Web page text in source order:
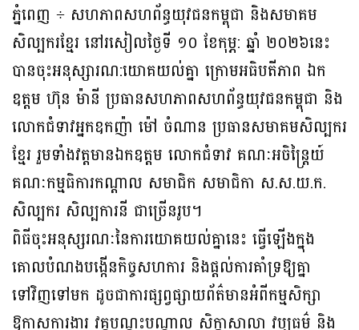
ភ្នំពេញ ÷ សហភាពសហព័ន្ធយុវជនកម្ពុជា និងសមាគម
សិល្បករខ្មែរ នៅរសៀលថ្ងៃទី ១០ ខែកុម្ភ: ឆ្នាំ ២០២៦នេះ
បានចុះអនុស្សារណ:យោគយល់គ្នា ក្រោមអធិបតីភាព ឯក
ឧត្តម ហ៊ុន ម៉ានី ប្រធានសហភាពសហព័ន្ធយុវជនកម្ពុជា និង
លោកជំទាវអ្នកឧកញ៉ា ម៉ៅ ចំណាន ប្រធានសមាគមសិល្បករ
ខ្មែរ រួមទាំងវត្តមានឯកឧត្តម លោកជំទាវ គណៈអចិន្រ្ដៃយ៍
គណៈកម្មធិការកណ្ដាល សមាជិក សមាជិកា ស.ស.យ.ក.
សិល្បករ សិល្បការនី ជាច្រើនរូប។
ពិធីចុះអនុស្សរណៈនៃការយោគយល់គ្នានេះ ធ្វើឡើងក្នុង
គោលបំណងបង្កើនកិច្ចសហការ និងផ្តល់ការគាំទ្រឱ្យគ្នា
ទៅវិញទៅមក ដូចជាការផ្សព្វផ្សាយព័ត៌មានអំពីកម្មសិក្សា
ឱកាសការងារ វគ្គបណ្តុះបណ្តាល សិក្ខាសាលា វប្បធម៌ និង